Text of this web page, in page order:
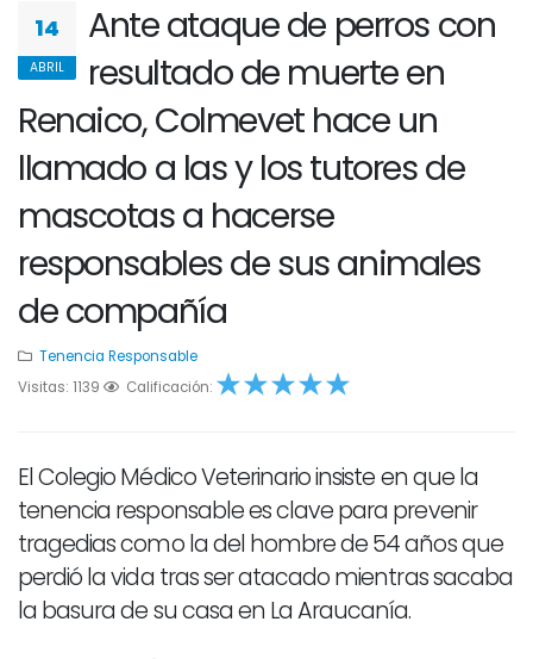
14
ABRIL
Ante ataque de perros con
resultado de muerte en
Renaico, Colmevet hace un
llamado a las y los tutores de
mascotas a hacerse
responsables de sus animales
de compañía
Tenencia Responsable
Visitas: 1139
Calificación:
1 2 3 4 5
El Colegio Médico Veterinario insiste en que la
tenencia responsable es clave para prevenir
tragedias como la del hombre de 54 años que
perdió la vida tras ser atacado mientras sacaba
la basura de su casa en La Araucanía.